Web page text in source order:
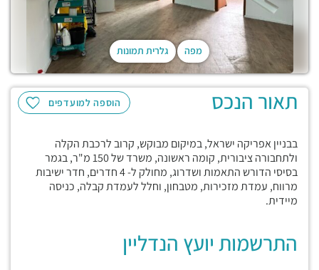
מפה גלרית תמונות
הוספה למועדפים תאור הנכס
בבניין אפריקה ישראל, במיקום מבוקש, קרוב לרכבת הקלה
ולתחבורה ציבורית, קומה ראשונה, משרד של 150 מ"ר, בגמר
בסיסי הדורש התאמות ושדרוג, מחולק ל- 4 חדרים, חדר ישיבות
מרווח, עמדת מזכירות, מטבחון, וחלל לעמדת קבלה, כניסה
מיידית.
התרשמות יועץ הנדליין